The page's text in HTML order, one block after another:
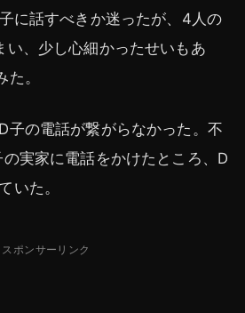
に話すべきか迷ったが、4人の
い、少し心細かったせいもあ
。
子の電話が繋がらなかった。不
実家に電話をかけたところ、D
いた。
スポンサーリンク